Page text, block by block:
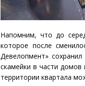
Напомним, что до
которое после
Девелопмент»
скамейки в части
территории квартала